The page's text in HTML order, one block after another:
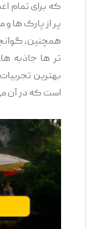
که برای تمام
پر از پارک ‌ها و
همچنین،
‌تر ها جاذبه‌
بهترین
است که در آن